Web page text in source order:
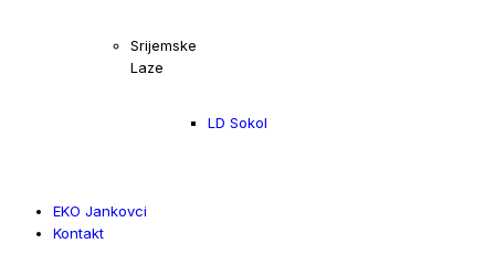
Srijemske
Laze
LD Sokol
EKO Jankovci
Kontakt